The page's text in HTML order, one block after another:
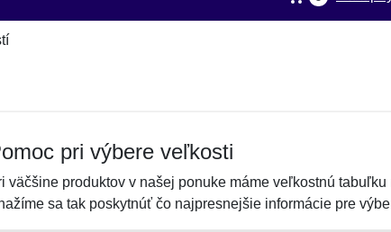
pri výbere veľkosti
väčšine produktov v našej ponuke máme veľkostnú
sa tak poskytnúť čo najpresnejšie informácie pre